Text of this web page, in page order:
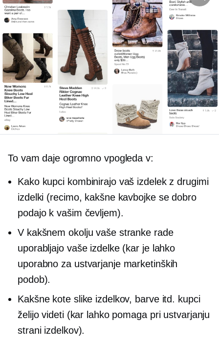
To vam daje ogromno vpogleda v:
Kako kupci kombinirajo vaš izdelek z drugimi
izdelki (recimo, kakšne kavbojke se dobro
podajo k vašim čevljem).
V kakšnem okolju vaše stranke rade
uporabljajo vaše izdelke (kar je lahko
uporabno za ustvarjanje marketinških
podob).
Kakšne kote slike izdelkov, barve itd. kupci
želijo videti (kar lahko pomaga pri ustvarjanju
strani izdelkov).